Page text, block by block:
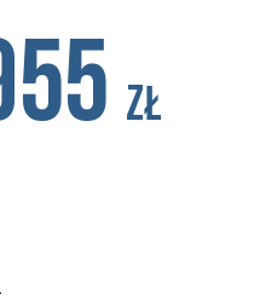
zł